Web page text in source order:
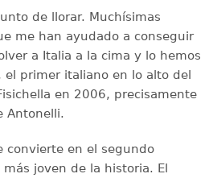
de llorar. Muchísimas
me han ayudado a conseguir
a Italia a la cima y lo hemos
el primer italiano en lo alto del
en 2006, precisamente
Antonelli.
convierte en el segundo
joven de la historia. El